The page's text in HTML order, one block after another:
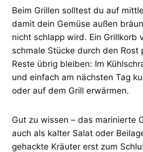
Beim Grillen solltest du auf
damit dein Gemüse außen
nicht schlapp wird. Ein Grillkorb
schmale Stücke durch den Rost
Reste übrig bleiben: Im
und einfach am nächsten Tag
oder auf dem Grill erwärmen.
Gut zu wissen – das marinierte
auch als kalter Salat oder
gehackte Kräuter erst zum